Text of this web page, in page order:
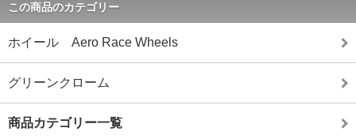
この商品のカテゴリー
ホイール Aero Race Wheels
グリーンクローム
商品カテゴリー一覧